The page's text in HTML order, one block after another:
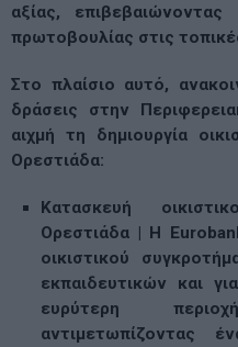
αξίας,
πρωτοβουλίας στις
Στο πλαίσιο αυτό,
δράσεις στην
αιχμή τη δημιουργία
Ορεστιάδα:
Κατασκευή
Ορεστιάδα | Η
οικιστικού
εκπαιδευτικών και
ευρύτερη
αντιμετωπίζοντας